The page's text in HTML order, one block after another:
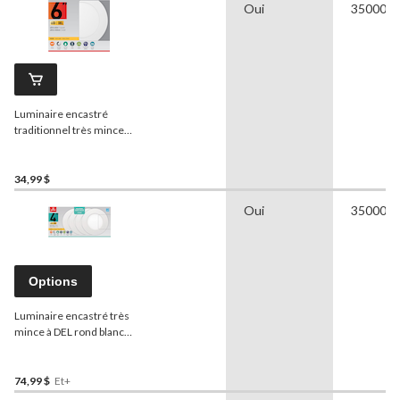
Luminaire encastré
traditionnel très mince
bordure blanche
34,99 $
Oui 35000 h
Options
Luminaire encastré très
mince à DEL rond blanc
paq. 4
74,99 $ Et+
Oui 35000 h